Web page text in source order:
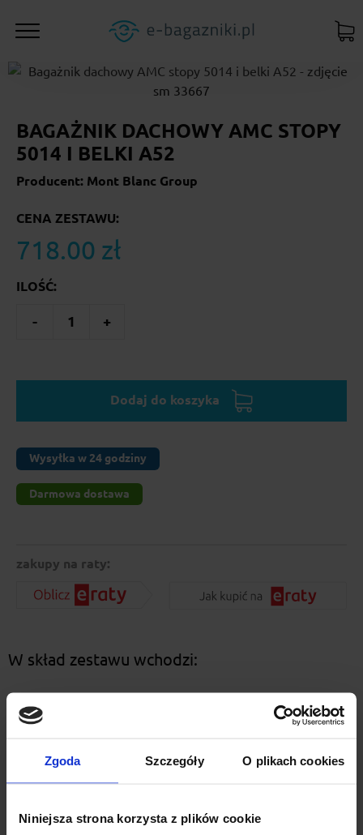
Zgoda Szczegóły O plikach cookies
Niniejsza strona korzysta z plików cookie
BAGAŻNIK DACHOWY AMC STOPY
5014 I BELKI A52
Producent: Mont Blanc Group
CENA ZESTAWU:
718.00 zł
ILOŚĆ:
- 1 +
Dodaj do koszyka
Wysyłka w 24 godziny
Darmowa dostawa
zakupy na raty:
W skład zestawu wchodzi:
Belki AMC A52 - Aluminium
359.00 zł